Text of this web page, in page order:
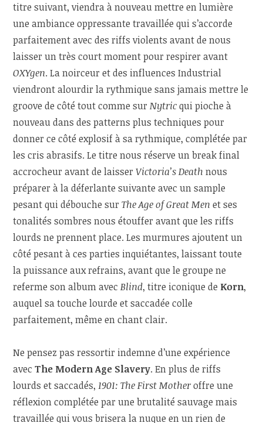
titre suivant, viendra à nouveau mettre en lumière
une ambiance oppressante travaillée qui s’accorde
parfaitement avec des riffs violents avant de nous
laisser un très court moment pour respirer avant
OXYgen. La noirceur et des influences Industrial
viendront alourdir la rythmique sans jamais mettre le
groove de côté tout comme surNytricqui pioche à
nouveau dans des patterns plus techniques pour
donner ce côté explosif à sa rythmique, complétée par
les cris abrasifs. Le titre nous réserve un break final
accrocheur avant de laisserVictoria’s Death nous
préparer à la déferlante suivante avec un sample
pesant qui débouche surThe Age of Great Men et ses
tonalités sombres nous étouffer avant que les riffs
lourds ne prennent place. Les murmures ajoutent un
côté pesant à ces parties inquiétantes, laissant toute
la puissance aux refrains, avant que le groupe ne
referme son album avecBlind, titre iconique de Korn,
auquel sa touche lourde et saccadée colle
parfaitement, même en chant clair.
Ne pensez pas ressortir indemne d’une expérience
avecThe Modern Age Slavery. En plus de riffs
lourds et saccadés,1901: The First Motheroffre une
réflexion complétée par une brutalité sauvage mais
travaillée qui vous brisera la nuque en un rien de